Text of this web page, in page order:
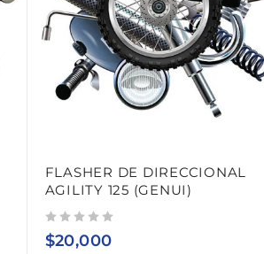
FLASHER DE DIRECCIONAL
AGILITY 125 (GENUI)
$20,000